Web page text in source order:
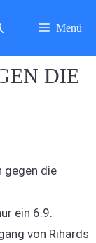
Menü
DIE
gegen die
ein 6:9.
von Rihards